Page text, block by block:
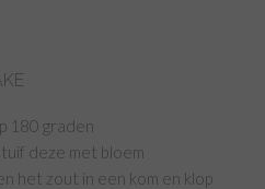
180 graden
deze met bloem
het zout in een kom en klop